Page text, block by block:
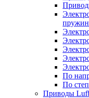
По
По
Приводы